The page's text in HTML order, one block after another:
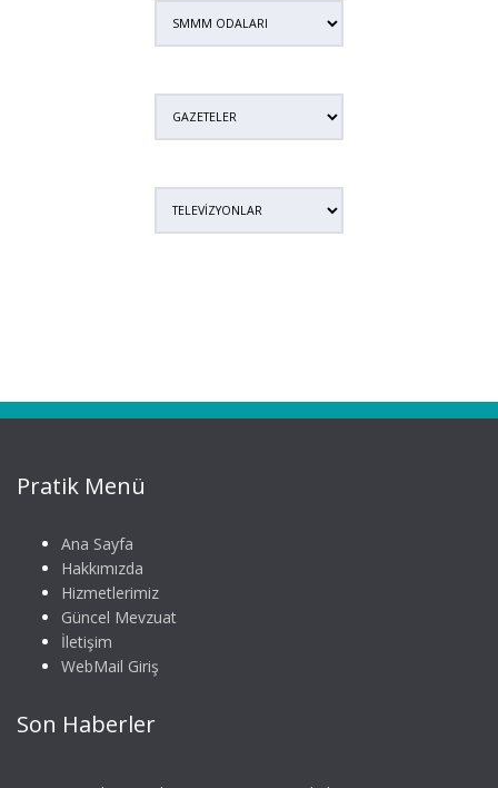
Pratik Menü
Ana Sayfa
Hakkımızda
Hizmetlerimiz
Güncel Mevzuat
İletişim
WebMail Giriş
Son Haberler